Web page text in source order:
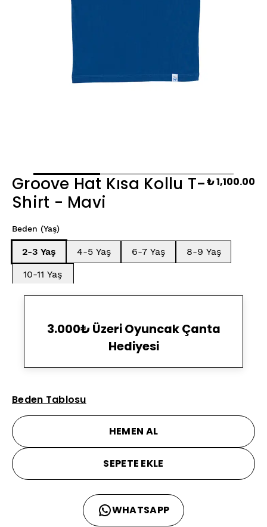
Groove Hat Kısa Kollu T-
Shirt - Mavi
₺ 1,100.00
Beden (Yaş)
2-3 Yaş 4-5 Yaş 6-7 Yaş
8-9 Yaş
10-11 Yaş
3.000₺ Üzeri Oyuncak Çanta
Hediyesi
Beden Tablosu
HEMEN AL
SEPETE EKLE
WHATSAPP